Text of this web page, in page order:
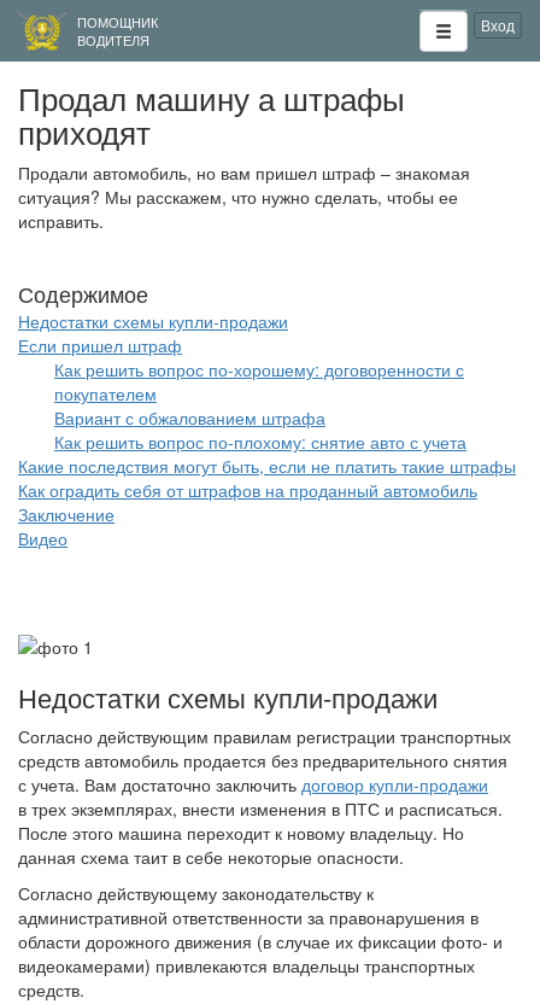
ПОМОЩНИК
ВОДИТЕЛЯ
Вход
Продал машину а штрафы
приходят
Продали автомобиль, но вам пришел штраф – знакомая
ситуация? Мы расскажем, что нужно сделать, чтобы ее
исправить.
Недостатки схемы купли-продажи
Если пришел штраф
Как решить вопрос по-хорошему: договоренности с
покупателем
Вариант с обжалованием штрафа
Как решить вопрос по-плохому: снятие авто с учета
Какие последствия могут быть, если не платить такие штрафы
Как оградить себя от штрафов на проданный автомобиль
Заключение
Видео
Недостатки схемы купли-продажи
Согласно действующим правилам регистрации транспортных
средств автомобиль продается без предварительного снятия
с учета. Вам достаточно заключить договор купли-продажи
в трех экземплярах, внести изменения в ПТС и расписаться.
После этого машина переходит к новому владельцу. Но
данная схема таит в себе некоторые опасности.
Согласно действующему законодательству к
административной ответственности за правонарушения в
области дорожного движения (в случае их фиксации фото- и
видеокамерами) привлекаются владельцы транспортных
средств.